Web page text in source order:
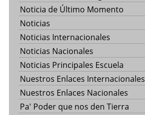
Noticia de Último Momento
Noticias
Noticias Internacionales
Noticias Nacionales
Noticias Principales Escuela
Nuestros Enlaces Internacionales
Nuestros Enlaces Nacionales
Pa' Poder que nos den Tierra